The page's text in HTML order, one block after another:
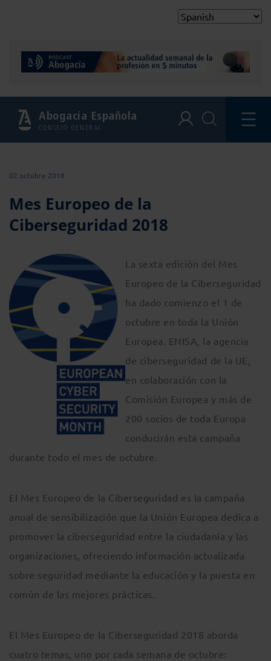
Abogacía Española
CONSEJO GENERAL
02 octubre 2018
Mes Europeo de la
Ciberseguridad 2018
La sexta edición del Mes
Europeo de la Ciberseguridad
ha dado comienzo el 1 de
octubre en toda la Unión
Europea. ENISA, la agencia
de ciberseguridad de la UE,
en colaboración con la
Comisión Europea y más de
200 socios de toda Europa
conducirán esta campaña
durante todo el mes de octubre.
El Mes Europeo de la Ciberseguridad es la campaña
anual de sensibilización que la Unión Europea dedica a
promover la ciberseguridad entre la ciudadanía y las
organizaciones, ofreciendo información actualizada
sobre seguridad mediante la educación y la puesta en
común de las mejores prácticas.
El Mes Europeo de la Ciberseguridad 2018 aborda
cuatro temas, uno por cada semana de octubre: